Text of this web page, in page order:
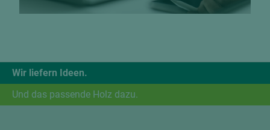
Wir liefern Ideen.
Und das passende Holz dazu.